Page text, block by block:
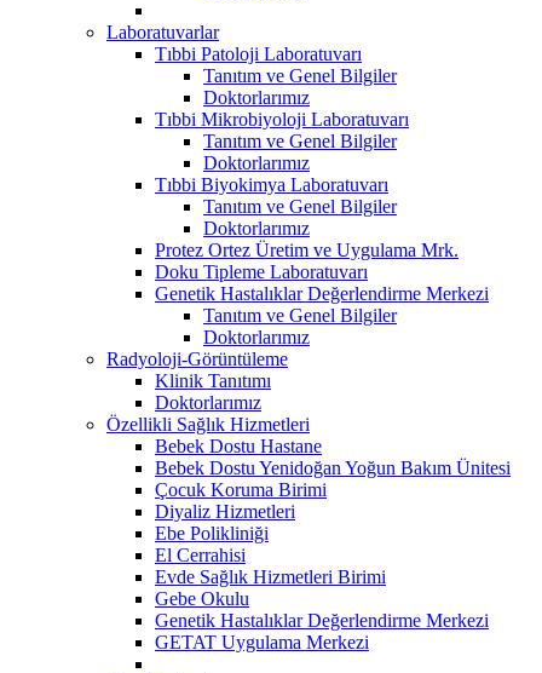
Laboratuvarlar
Tıbbi Patoloji Laboratuvarı
Tanıtım ve Genel Bilgiler
Doktorlarımız
Tıbbi Mikrobiyoloji Laboratuvarı
Tanıtım ve Genel Bilgiler
Doktorlarımız
Tıbbi Biyokimya Laboratuvarı
Tanıtım ve Genel Bilgiler
Doktorlarımız
Protez Ortez Üretim ve Uygulama Mrk.
Doku Tipleme Laboratuvarı
Genetik Hastalıklar Değerlendirme Merkezi
Tanıtım ve Genel Bilgiler
Doktorlarımız
Radyoloji-Görüntüleme
Klinik Tanıtımı
Doktorlarımız
Özellikli Sağlık Hizmetleri
Bebek Dostu Hastane
Bebek Dostu Yenidoğan Yoğun Bakım Ünitesi
Çocuk Koruma Birimi
Diyaliz Hizmetleri
Ebe Polikliniği
El Cerrahisi
Evde Sağlık Hizmetleri Birimi
Gebe Okulu
Genetik Hastalıklar Değerlendirme Merkezi
GETAT Uygulama Merkezi